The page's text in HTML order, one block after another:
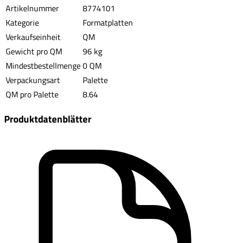
Artikelnummer
8774101
Kategorie
Formatplatten
Verkaufseinheit
QM
Gewicht pro QM
96 kg
Mindestbestellmenge0 QM
Verpackungsart
Palette
QM pro Palette
8.64
Produktdatenblätter